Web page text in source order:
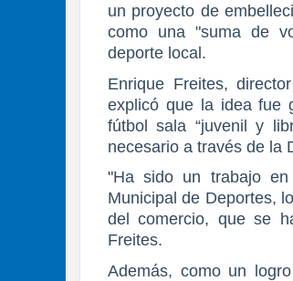
un proyecto de
como una "suma de
deporte local.
Enrique Freites,
explicó que la idea fue
fútbol sala “juvenil y
necesario a través de la
"Ha sido un trabajo
Municipal de Deportes,
del comercio, que se
Freites.
Además, como un